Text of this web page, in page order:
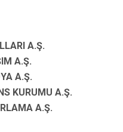
A.Ş.
A.Ş.
A.Ş.
KURUMU A.Ş.
A.Ş.